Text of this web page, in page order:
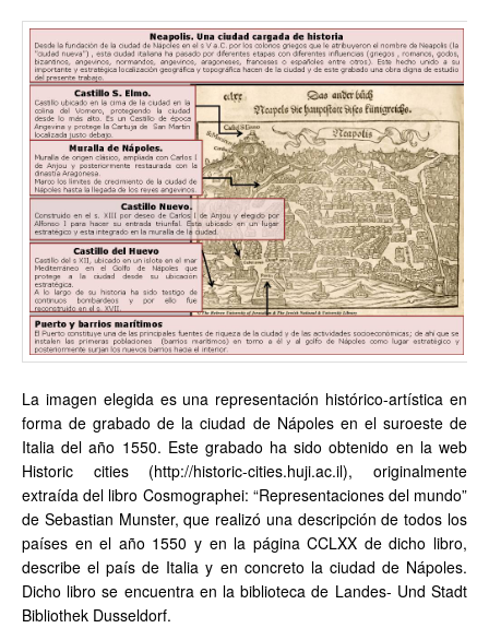
La imagen elegida es una representación histórico-artística en
forma de grabado de la ciudad de Nápoles en el suroeste de
Italia del año 1550. Este grabado ha sido obtenido en la web
Historic cities (http://historic-cities.huji.ac.il), originalmente
extraída del libro Cosmographei: “Representaciones del mundo”
de Sebastian Munster, que realizó una descripción de todos los
países en el año 1550 y en la página CCLXX de dicho libro,
describe el país de Italia y en concreto la ciudad de Nápoles.
Dicho libro se encuentra en la biblioteca de Landes- Und Stadt
Bibliothek Dusseldorf.